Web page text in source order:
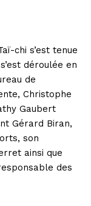
chi s’est tenue
déroulée en
de
Christophe
Gaubert
Gérard Biran,
son
ainsi que
des